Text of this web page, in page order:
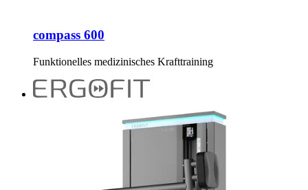
compass 600
Funktionelles medizinisches Krafttraining